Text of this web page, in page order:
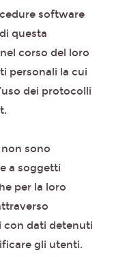
software
questa
corso del loro
personali la cui
dei protocolli
sono
a soggetti
per la loro
con dati detenuti
gli utenti.